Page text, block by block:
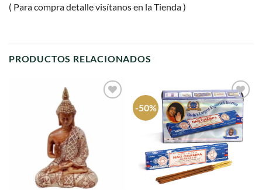
( Para compra detalle visítanos en la Tienda )
PRODUCTOS RELACIONADOS
-50%
Agregar
a
favoritos